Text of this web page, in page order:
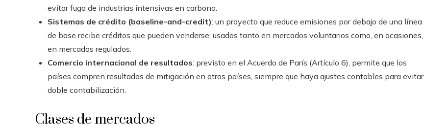
evitar fuga de industrias intensivas en carbono.
Sistemas de crédito (baseline-and-credit): un proyecto que reduce emisiones por debajo de una línea
de base recibe créditos que pueden venderse; usados tanto en mercados voluntarios como, en ocasiones,
en mercados regulados.
Comercio internacional de resultados: previsto en el Acuerdo de París (Artículo 6), permite que los
países compren resultados de mitigación en otros países, siempre que haya ajustes contables para evitar
doble contabilización.
Clases de mercados